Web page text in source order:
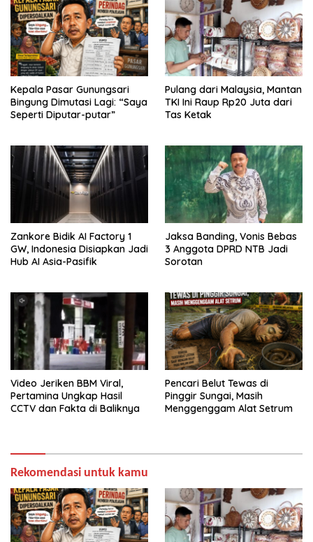
Kepala Pasar Gunungsari
Bingung Dimutasi Lagi: “Saya
Seperti Diputar-putar”
Pulang dari Malaysia, Mantan
TKI Ini Raup Rp20 Juta dari
Tas Ketak
Zankore Bidik AI Factory 1
GW, Indonesia Disiapkan Jadi
Hub AI Asia-Pasifik
Jaksa Banding, Vonis Bebas
3 Anggota DPRD NTB Jadi
Sorotan
Video Jeriken BBM Viral,
Pertamina Ungkap Hasil
CCTV dan Fakta di Baliknya
Pencari Belut Tewas di
Pinggir Sungai, Masih
Menggenggam Alat Setrum
Rekomendasi untuk kamu